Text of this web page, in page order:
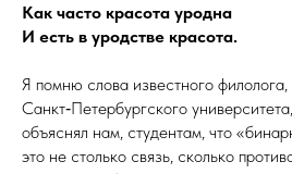
Как часто красота уродна
И есть в уродстве красота.
Я помню слова известного
Санкт‑Петербургского
объяснял нам, студентам, что
это не столько связь, сколько